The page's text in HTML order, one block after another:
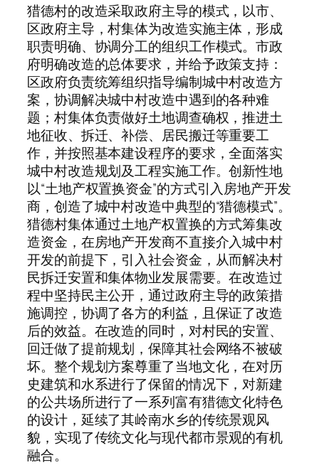
猎德村的改造采取政府主导的模式，以市、
区政府主导，村集体为改造实施主体，形成
职责明确、协调分工的组织工作模式。市政
府明确改造的总体要求，并给予政策支持：
区政府负责统筹组织指导编制城中村改造方
案，协调解决城中村改造中遇到的各种难
题；村集体负责做好土地调查确权，推进土
地征收、拆迁、补偿、居民搬迁等重要工
作，并按照基本建设程序的要求，全面落实
城中村改造规划及工程实施工作。创新性地
以“土地产权置换资金”的方式引入房地产开发
商，创造了城中村改造中典型的“猎德模式”。
猎德村集体通过土地产权置换的方式筹集改
造资金，在房地产开发商不直接介入城中村
开发的前提下，引入社会资金，从而解决村
民拆迁安置和集体物业发展需要。在改造过
程中坚持民主公开，通过政府主导的政策措
施调控，协调了各方的利益，且保证了改造
后的效益。在改造的同时，对村民的安置、
回迁做了提前规划，保障其社会网络不被破
坏。整个规划方案尊重了当地文化，在对历
史建筑和水系进行了保留的情况下，对新建
的公共场所进行了一系列富有猎德文化特色
的设计，延续了其岭南水乡的传统景观风
貌，实现了传统文化与现代都市景观的有机
融合。